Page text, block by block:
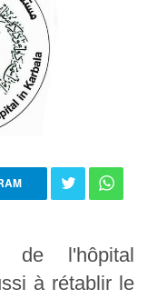
de l'hôpital
à rétablir le